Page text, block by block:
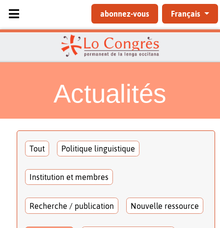
Sélectionnez votre langue
abonnez-vous Français
Actualités
Tout Politique linguistique
Institution et membres
Recherche / publication Nouvelle ressource